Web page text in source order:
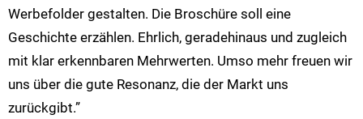
Werbefolder gestalten. Die Broschüre soll eine
Geschichte erzählen. Ehrlich, geradehinaus und zugleich
mit klar erkennbaren Mehrwerten. Umso mehr freuen wir
uns über die gute Resonanz, die der Markt uns
zurückgibt.”